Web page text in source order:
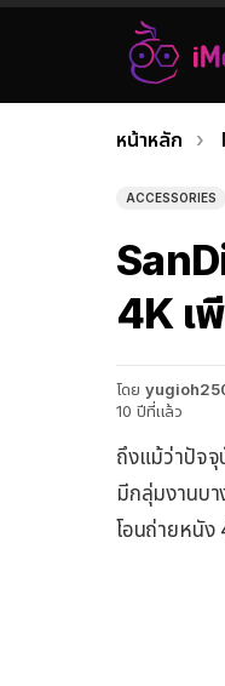
เรื่อง
ล่าสุด
คุณอยู่ที่นี่:
หน้าหลัก
ACCESSORIES
4K เ
โดย
10 ปีที่แล้ว
ถึงแม้ว่าปัจจุ
มีกลุ่มงานบ
โอนถ่ายหนัง